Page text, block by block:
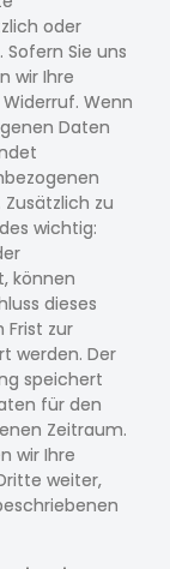
oder
Sie uns
wir Ihre
Wenn
Daten
zu
wichtig:
können
dieses
Frist zur
werden. Der
speichert
für den
Zeitraum.
wir Ihre
weiter,